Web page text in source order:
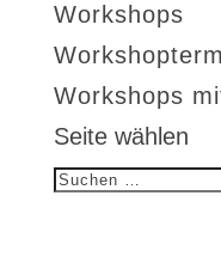
Workshops
Workshops
Seite wählen